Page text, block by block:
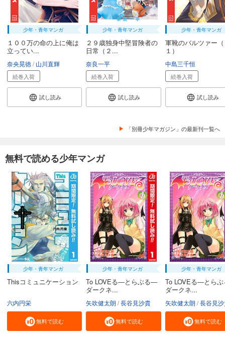
少年・青年マンガ
１００万の命の上に俺は
立ってい...
奈央晃徳 山川直輝
続巻入荷
試し読み
少年・青年マンガ
２９歳独身中堅冒険者の
日常（２...
奈良一平
続巻入荷
試し読み
少年・青年マンガ
軍靴のバルツァー
１）
中島三千恒
続巻入荷
試し読み
「別冊少年マガジン」の最新刊一覧へ
無料で読める少年マンガ
少年・青年マンガ
Thisコミュニケーション
六内円栄
無料で読む
少年・青年マンガ
To LOVEる―とらぶる―
ダークネ...
矢吹健太朗 長谷見沙貴
無料で読む
少年・青年マンガ
To LOVEる―とら
ダークネ...
矢吹健太朗 長谷見
無料で読む